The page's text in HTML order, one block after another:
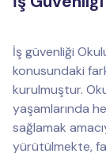
İş güvenliği
konusundaki
kurulmuştur.
yaşamlarında
sağlamak
yürütülmekte,